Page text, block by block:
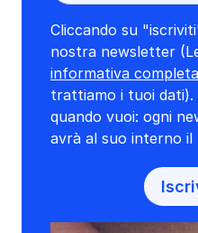
Cliccando su
nostra newsletter
informativa completa
trattiamo i tuoi dati).
quando vuoi: ogni
avrà al suo interno il